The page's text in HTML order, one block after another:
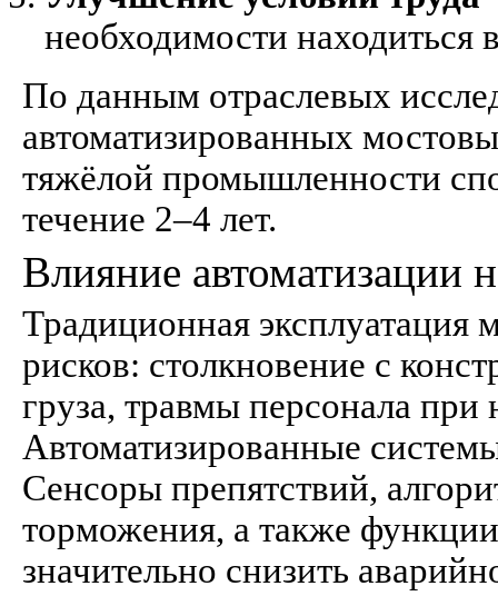
необходимости находиться
По данным отраслевых
автоматизированных
тяжёлой промышленности
течение 2–4 лет.
Влияние автоматизации
Традиционная эксплуатация
рисков: столкновение с
груза, травмы персонала
Автоматизированные
Сенсоры препятствий,
торможения, а также
значительно снизить